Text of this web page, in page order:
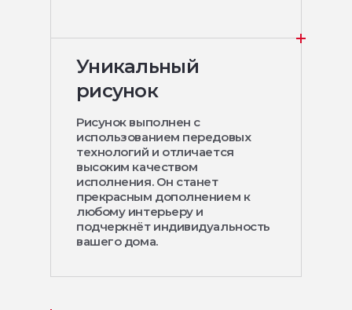
Уникальный
рисунок
Рисунок выполнен с
использованием передовых
технологий и отличается
высоким качеством
исполнения. Он станет
прекрасным дополнением к
любому интерьеру и
подчеркнёт индивидуальность
вашего дома.